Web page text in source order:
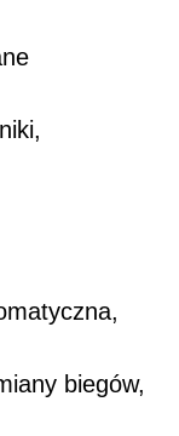
biegów,